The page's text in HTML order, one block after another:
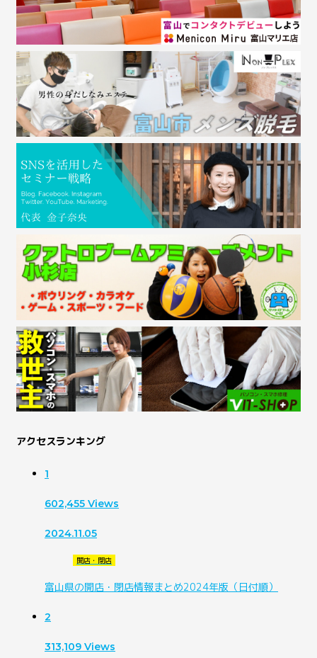
アクセスランキング
1
602,455 Views
2024.11.05
開店・閉店
富山県の開店・閉店情報まとめ2024年版（日付順）
2
313,109 Views